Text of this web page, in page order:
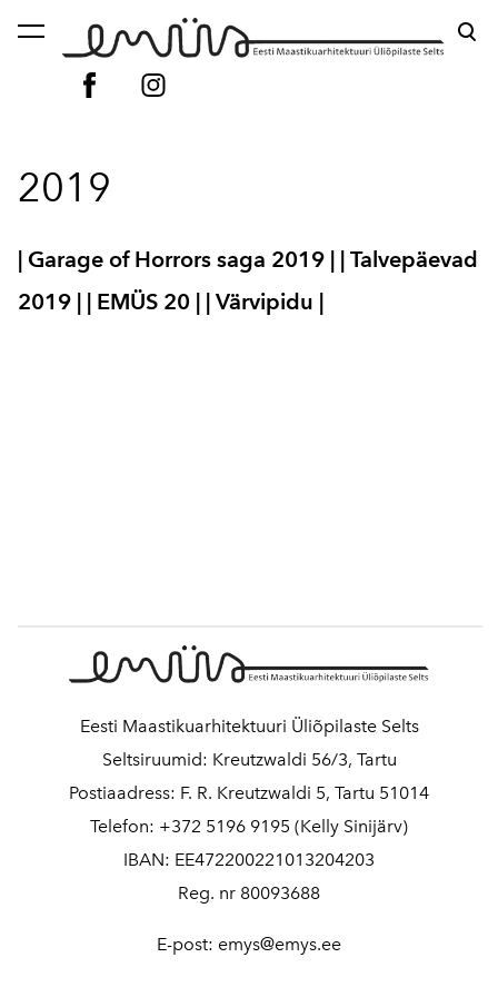
lisati ostukorvi. Vaata ostukorvi
2019
| Garage of Horrors saga 2019 | | Talvepäevad
2019 | | EMÜS 20 | | Värvipidu |
Eesti Maastikuarhitektuuri Üliõpilaste Selts
Seltsiruumid: Kreutzwaldi 56/3, Tartu
Postiaadress: F. R. Kreutzwaldi 5, Tartu 51014
Telefon: +372 5196 9195 (Kelly Sinijärv)
IBAN: EE472200221013204203
Reg. nr 80093688
E-post: emys@emys.ee